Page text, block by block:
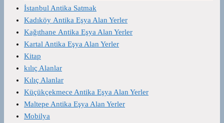
İstanbul Antika Satmak
Kadıköy Antika Eşya Alan Yerler
Kağıthane Antika Eşya Alan Yerler
Kartal Antika Eşya Alan Yerler
Kitap
kılıç Alanlar
Kılıç Alanlar
Küçükçekmece Antika Eşya Alan Yerler
Maltepe Antika Eşya Alan Yerler
Mobilya